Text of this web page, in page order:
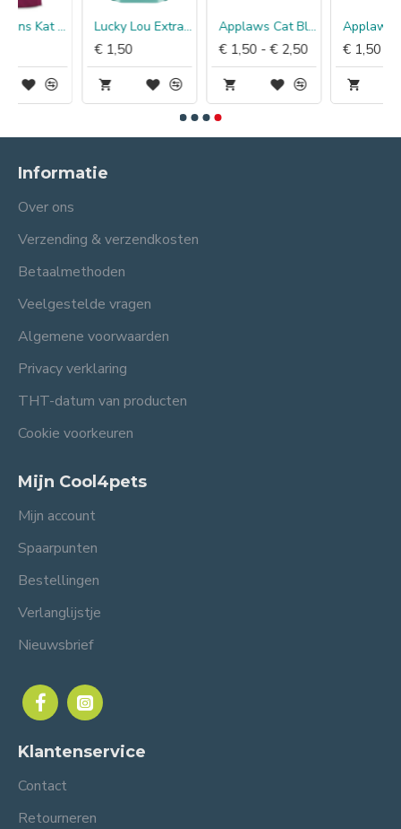
Lucky Lou Extrafood Tonijn Gelei Applaws Cat Blikvoer Bouillon, kippenborst
€ 1,50 - € 2,50
Applaws Cat Blikvoer Bouillon, tonijnfilet
€ 1,50 - € 2,50 € 4,95
Informatie
Over ons
Verzending & verzendkosten
Betaalmethoden
Veelgestelde vragen
Algemene voorwaarden
Privacy verklaring
THT-datum van producten
Cookie voorkeuren
Mijn Cool4pets
Mijn account
Spaarpunten
Bestellingen
Verlanglijstje
Nieuwsbrief
Klantenservice
Contact
Retourneren